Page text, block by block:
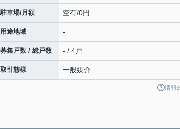
駐車場/月額 空有/0円
用途地域 -
募集戸数 / 総戸数 - / 4戸
取引態様 一般媒介
情報